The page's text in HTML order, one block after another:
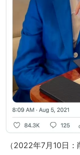
（2022年7月10日